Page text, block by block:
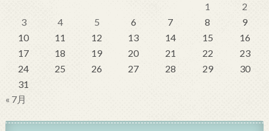
1
2
3
4 5 6 7 8
9
10
11 12 13 14 15
16
17
18 19 20 21 22
23
24
25 26 27 28 29
30
31
« 7月